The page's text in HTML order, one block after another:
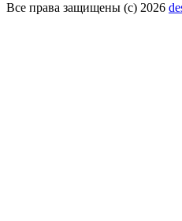
Все права защищены (с) 2026